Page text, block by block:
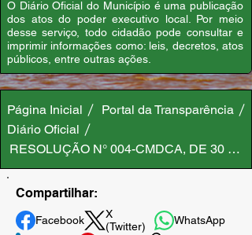
O Diário Oficial do Município é uma publicação
dos atos do poder executivo local. Por meio
desse serviço, todo cidadão pode consultar e
imprimir informações como: leis, decretos, atos
públicos, entre outras ações.
Página Inicial
Portal da Transparência
Diário Oficial
RESOLUÇÃO N° 004-CMDCA, DE 30 DE
Compartilhar:
Facebook
X
(Twitter)
WhatsApp